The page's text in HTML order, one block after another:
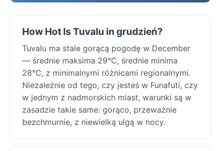
How Hot Is Tuvalu in grudzień?
Tuvalu ma stale gorącą pogodę w December
— średnie maksima 29°C, średnie minima
28°C, z minimalnymi różnicami regionalnymi.
Niezależnie od tego, czy jesteś w Funafuti, czy
w jednym z nadmorskich miast, warunki są w
zasadzie takie same: gorąco, przeważnie
bezchmurnie, z niewielką ulgą w nocy.